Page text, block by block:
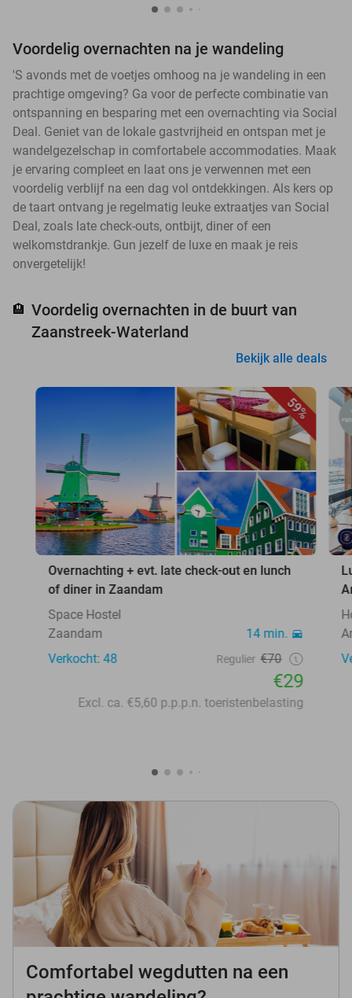
Voordelig overnachten na je wandeling
'S avonds met de voetjes omhoog na je wandeling in een
prachtige omgeving? Ga voor de perfecte combinatie van
ontspanning en besparing met een overnachting via Social
Deal. Geniet van de lokale gastvrijheid en ontspan met je
wandelgezelschap in comfortabele accommodaties. Maak
je ervaring compleet en laat ons je verwennen met een
voordelig verblijf na een dag vol ontdekkingen. Als kers op
de taart ontvang je regelmatig leuke extraatjes van Social
Deal, zoals late check-outs, ontbijt, diner of een
welkomstdrankje. Gun jezelf de luxe en maak je reis
onvergetelijk!
🏨 Voordelig overnachten in de buurt van
Zaanstreek-Waterland
Bekijk alle deals
59%
Overnachting + evt. late check-out en lunch
of diner in Zaandam
Space Hostel
Zaandam
14 min.
Verkocht: 48
Regulier €70
€29
Excl. ca. €5,60 p.p.p.n. toeristenbelasting
Comfortabel wegdutten na een